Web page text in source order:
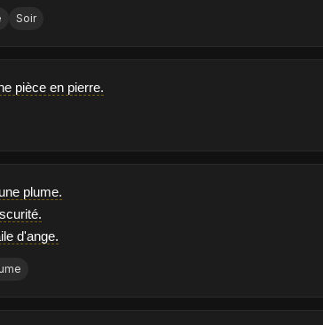
Soir
pièce en pierre.
plume.
d'ange.